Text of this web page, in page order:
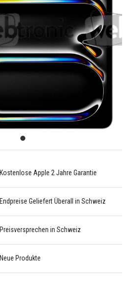
Kostenlose Apple 2 Jahre Garantie
Endpreise Geliefert Überall in Schweiz
Preisversprechen in Schweiz
Neue Produkte